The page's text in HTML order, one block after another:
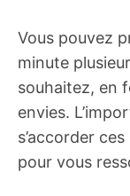
Vous pouvez
minute
souhaitez, en
envies.
s’accorder
pour vous